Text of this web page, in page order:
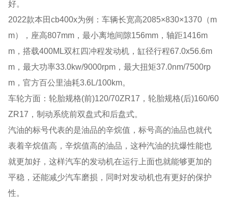
好。
2022款本田cb400x为例：车辆长宽高2085×830×1370（m
m），座高807mm，最小离地间隙156mm，轴距1416m
m，搭载400ML双杠四冲程发动机，缸径行程67.0x56.6m
m，最大功率33.0kw/9000rpm，最大扭矩37.0nm/7500rp
m，官方百公里油耗3.6L/100km。
车轮方面：轮胎规格(前)120/70ZR17，轮胎规格(后)160/60
ZR17，制动系统前双盘式和后盘式。
汽油的标号代表的是油品的辛烷值，标号高的油品也就代
表着辛烷值高，辛烷值高的油品，这种汽油的抗爆性能也
就更加好，这样汽车的发动机在运行上面也就能够更加的
平稳，还能减少汽车磨损，同时对发动机也有更好的保护
性。